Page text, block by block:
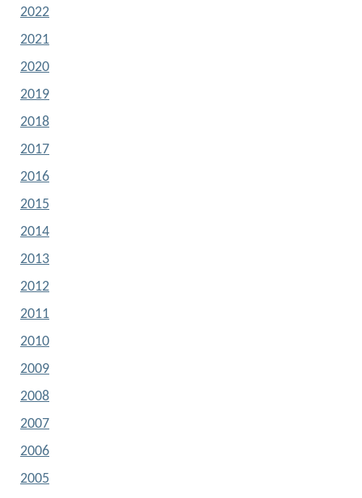
2022
2021
2020
2019
2018
2017
2016
2015
2014
2013
2012
2011
2010
2009
2008
2007
2006
2005